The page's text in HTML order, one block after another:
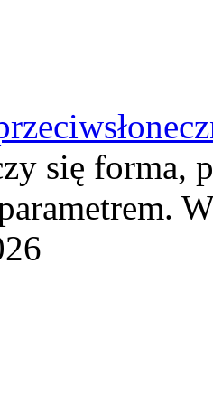
się forma,